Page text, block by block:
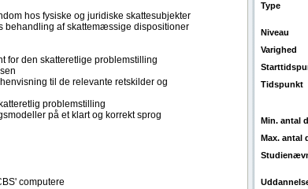
hos fysiske og juridiske skattesubjekter
behandling af skattemæssige dispositioner
for den skatteretlige problemstilling
til de relevante retskilder og
problemstilling
på et klart og korrekt sprog
computere
Type
Niveau
Varighed
Tidspunkt
Min. antal
Max. antal